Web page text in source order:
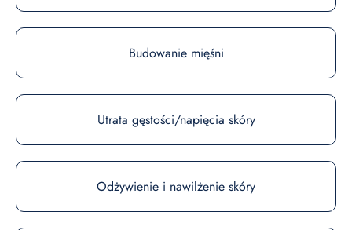
Budowanie mięśni
Utrata gęstości/napięcia skóry
Odżywienie i nawilżenie skóry